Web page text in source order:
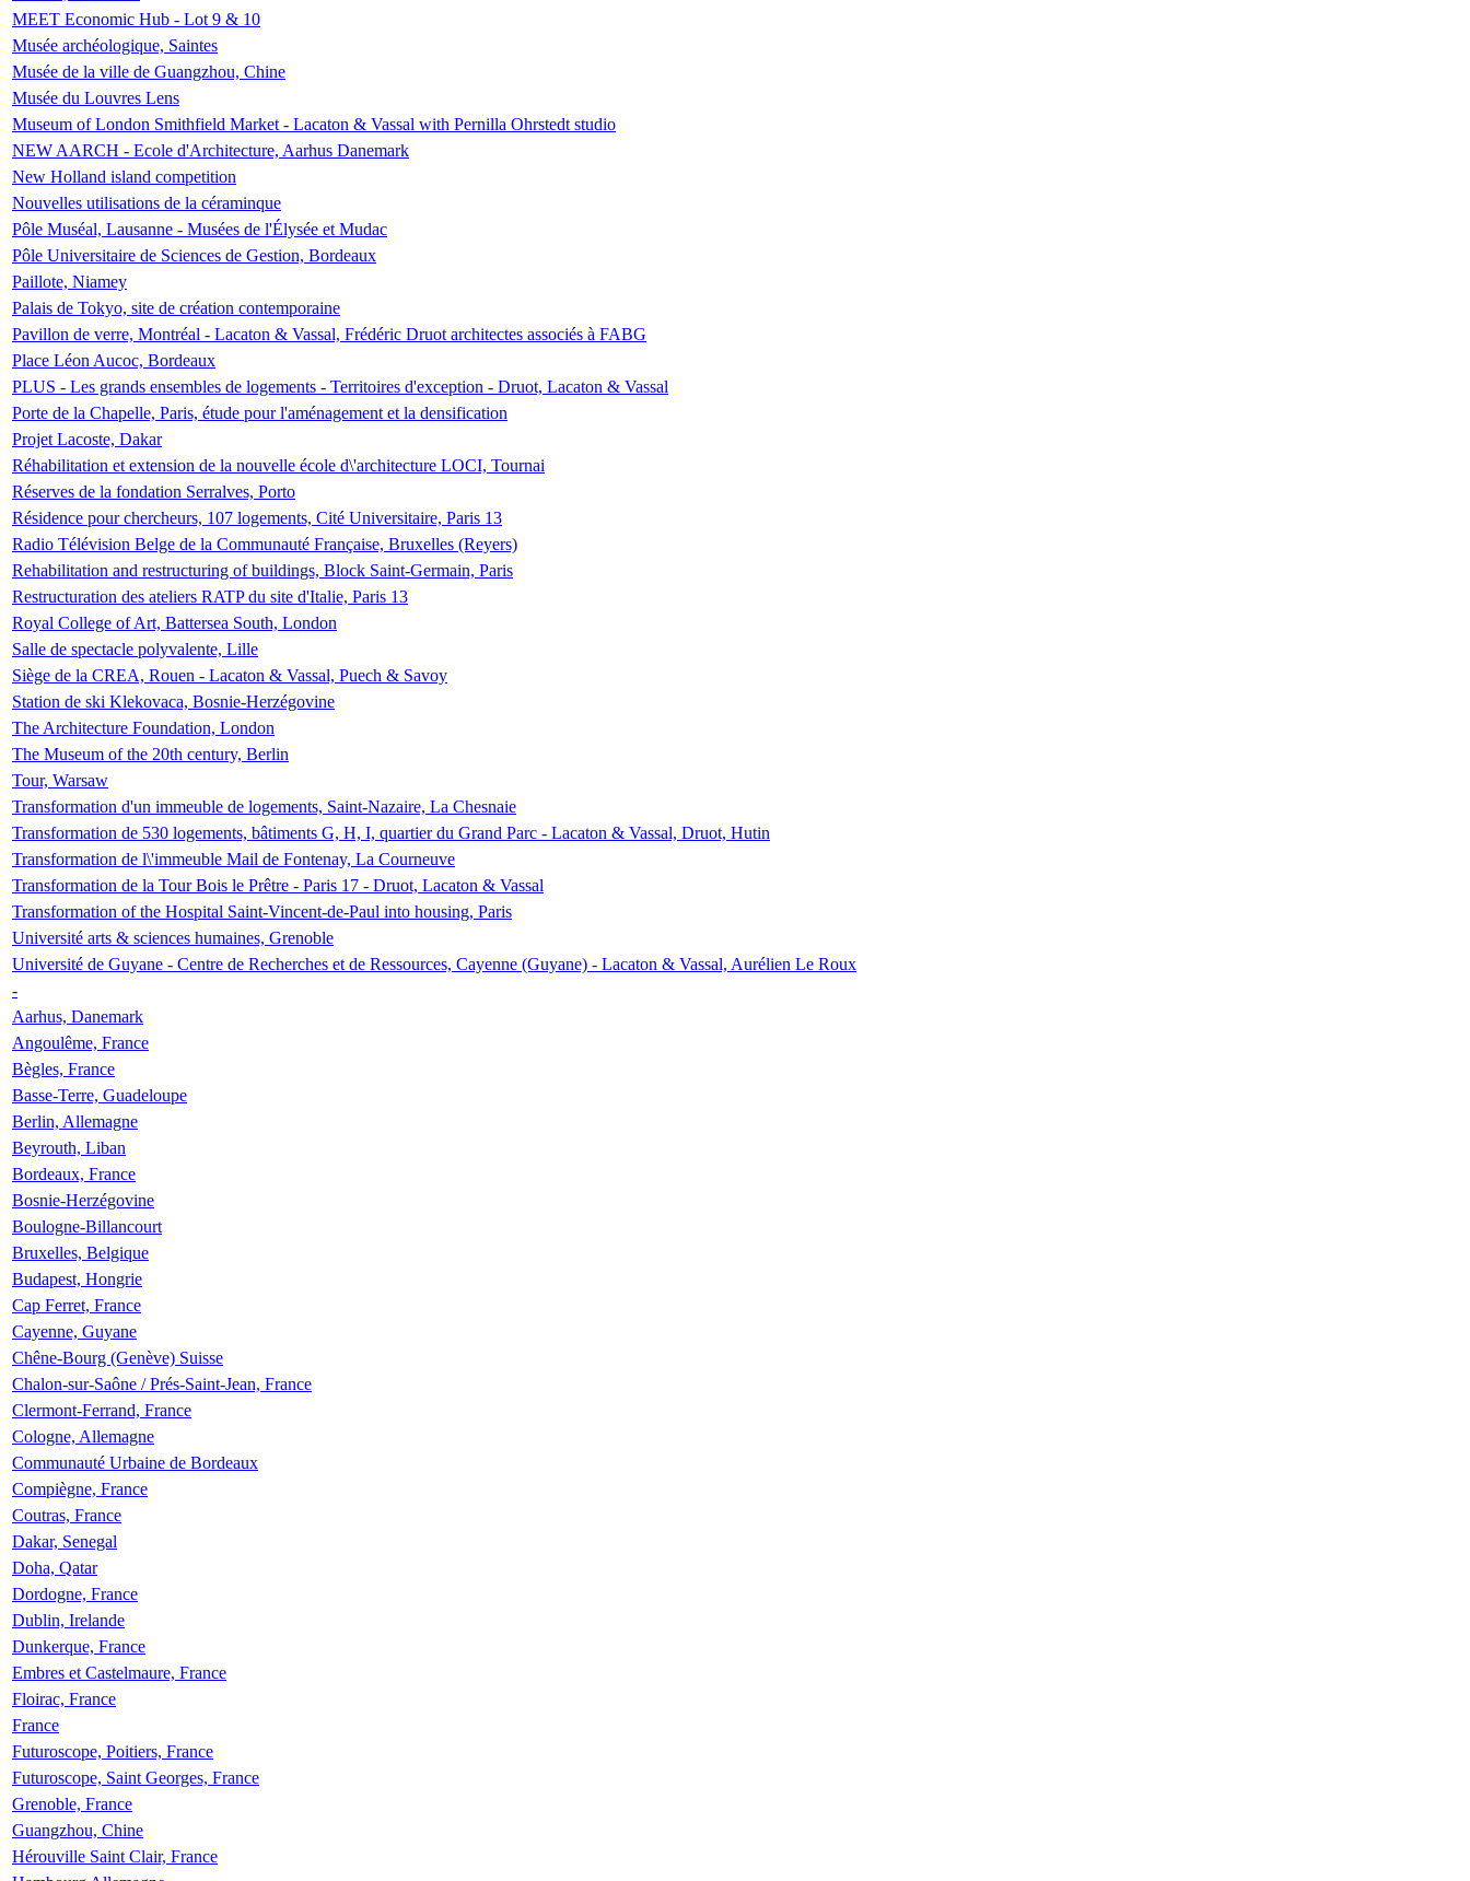
MEET Economic Hub - Lot 9 & 10
Musée archéologique, Saintes
Musée de la ville de Guangzhou, Chine
Musée du Louvres Lens
Museum of London Smithfield Market - Lacaton & Vassal with Pernilla Ohrstedt studio
NEW AARCH - Ecole d'Architecture, Aarhus Danemark
New Holland island competition
Nouvelles utilisations de la céraminque
Pôle Muséal, Lausanne - Musées de l'Élysée et Mudac
Pôle Universitaire de Sciences de Gestion, Bordeaux
Paillote, Niamey
Palais de Tokyo, site de création contemporaine
Pavillon de verre, Montréal - Lacaton & Vassal, Frédéric Druot architectes associés à FABG
Place Léon Aucoc, Bordeaux
PLUS - Les grands ensembles de logements - Territoires d'exception - Druot, Lacaton & Vassal
Porte de la Chapelle, Paris, étude pour l'aménagement et la densification
Projet Lacoste, Dakar
Réhabilitation et extension de la nouvelle école d\'architecture LOCI, Tournai
Réserves de la fondation Serralves, Porto
Résidence pour chercheurs, 107 logements, Cité Universitaire, Paris 13
Radio Télévision Belge de la Communauté Française, Bruxelles (Reyers)
Rehabilitation and restructuring of buildings, Block Saint-Germain, Paris
Restructuration des ateliers RATP du site d'Italie, Paris 13
Royal College of Art, Battersea South, London
Salle de spectacle polyvalente, Lille
Siège de la CREA, Rouen - Lacaton & Vassal, Puech & Savoy
Station de ski Klekovaca, Bosnie-Herzégovine
The Architecture Foundation, London
The Museum of the 20th century, Berlin
Tour, Warsaw
Transformation d'un immeuble de logements, Saint-Nazaire, La Chesnaie
Transformation de 530 logements, bâtiments G, H, I, quartier du Grand Parc - Lacaton & Vassal, Druot, Hutin
Transformation de l\'immeuble Mail de Fontenay, La Courneuve
Transformation de la Tour Bois le Prêtre - Paris 17 - Druot, Lacaton & Vassal
Transformation of the Hospital Saint-Vincent-de-Paul into housing, Paris
Université arts & sciences humaines, Grenoble
Université de Guyane - Centre de Recherches et de Ressources, Cayenne (Guyane) - Lacaton & Vassal, Aurélien Le Roux
-
Aarhus, Danemark
Angoulême, France
Bègles, France
Basse-Terre, Guadeloupe
Berlin, Allemagne
Beyrouth, Liban
Bordeaux, France
Bosnie-Herzégovine
Boulogne-Billancourt
Bruxelles, Belgique
Budapest, Hongrie
Cap Ferret, France
Cayenne, Guyane
Chêne-Bourg (Genève) Suisse
Chalon-sur-Saône / Prés-Saint-Jean, France
Clermont-Ferrand, France
Cologne, Allemagne
Communauté Urbaine de Bordeaux
Compiègne, France
Coutras, France
Dakar, Senegal
Doha, Qatar
Dordogne, France
Dublin, Irelande
Dunkerque, France
Embres et Castelmaure, France
Floirac, France
France
Futuroscope, Poitiers, France
Futuroscope, Saint Georges, France
Grenoble, France
Guangzhou, Chine
Hérouville Saint Clair, France